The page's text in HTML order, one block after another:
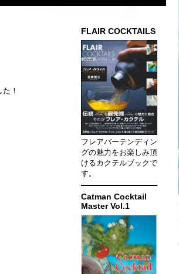
！
FLAIR COCKTAILS
フレアバーテンディン
グの魅力をお楽しみ頂
けるカクテルブックで
す。
Catman Cocktail
Master Vol.1